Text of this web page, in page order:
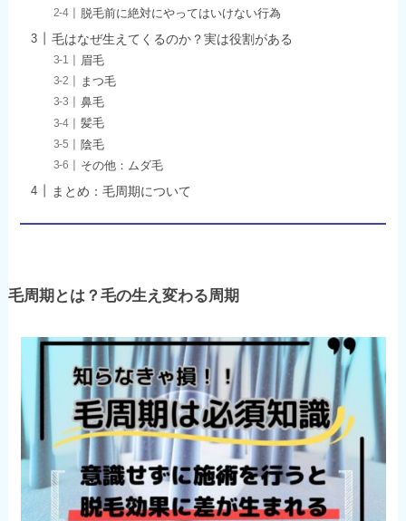
脱毛前に絶対にやってはいけない行為
毛はなぜ生えてくるのか？実は役割がある
眉毛
まつ毛
鼻毛
髪毛
陰毛
その他：ムダ毛
まとめ：毛周期について
毛周期とは？毛の生え変わる周期